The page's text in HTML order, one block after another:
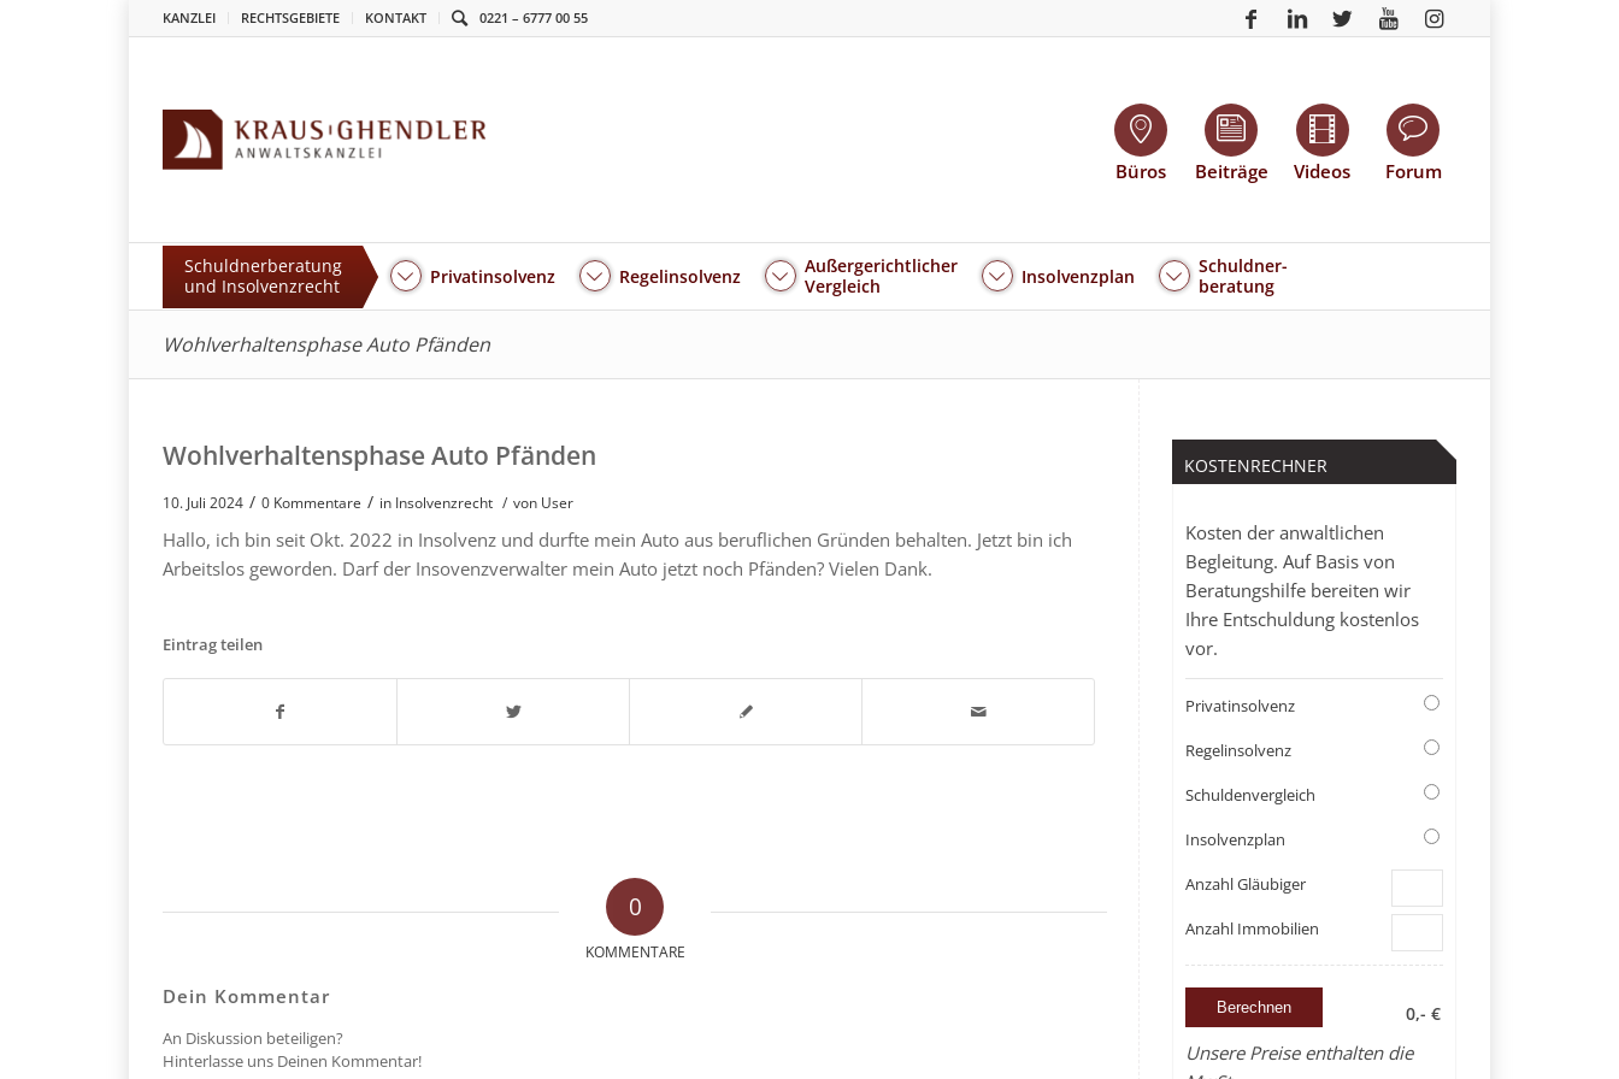
KANZLEI RECHTSGEBIETE KONTAKT 0221 – 6777 00 55
Büros Beiträge Videos Forum
Schuldnerberatung
und Insolvenzrecht
Privatinsolvenz Regelinsolvenz
Außergerichtlicher
Vergleich
Insolvenzplan
Schuldner-
beratung
Wohlverhaltensphase Auto Pfänden
Wohlverhaltensphase Auto Pfänden
10. Juli 2024 / 0 Kommentare / in Insolvenzrecht / von User
Hallo, ich bin seit Okt. 2022 in Insolvenz und durfte mein Auto aus beruflichen Gründen behalten. Jetzt bin ich
Arbeitslos geworden. Darf der Insovenzverwalter mein Auto jetzt noch Pfänden? Vielen Dank.
Eintrag teilen
0
KOMMENTARE
Dein Kommentar
An Diskussion beteiligen?
Hinterlasse uns Deinen Kommentar!
KOSTENRECHNER
Kosten der anwaltlichen
Begleitung. Auf Basis von
Beratungshilfe bereiten wir
Ihre Entschuldung kostenlos
vor.
Privatinsolvenz
Regelinsolvenz
Schuldenvergleich
Insolvenzplan
Anzahl Gläubiger
Anzahl Immobilien
0,- €
Unsere Preise enthalten die